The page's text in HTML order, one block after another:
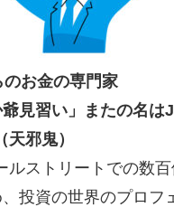
のお金の専門家
爺見習い」またの名は
邪鬼）
ルストリートでの数
投資の世界のプロフ